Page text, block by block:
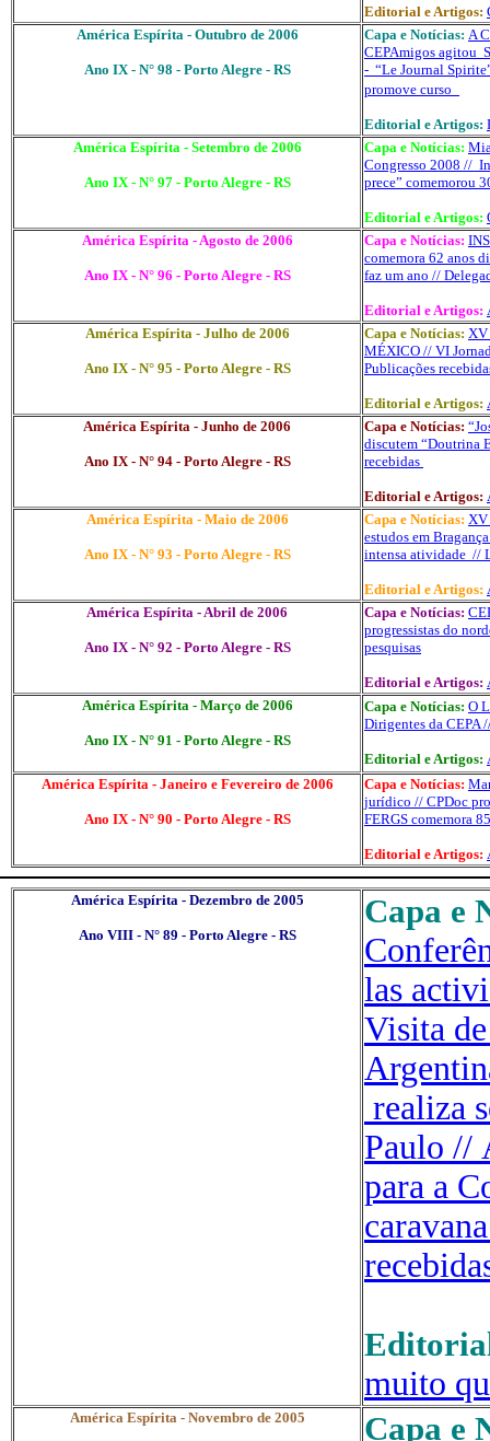
Editorial e Artigos:
América Espírita - Outubro de 2006
Ano IX - N° 98 - Porto Alegre - RS
Capa e Notícias: A
CEPAmigos agitou
- “Le Journal Spirite
promove curso
Editorial e Artigos:
América Espírita - Setembro de 2006
Ano IX - N° 97 - Porto Alegre - RS
Capa e Notícias:
Congresso 2008 //
prece” comemorou
Editorial e Artigos:
América Espírita - Agosto de 2006
Ano IX - N° 96 - Porto Alegre - RS
Capa e Notícias:
comemora 62 anos
faz um ano //
Editorial e Artigos:
América Espírita - Julho de 2006
Ano IX - N° 95 - Porto Alegre - RS
Capa e Notícias: XV
MÉXICO // VI
Publicações
Editorial e Artigos:
América Espírita - Junho de 2006
Ano IX - N° 94 - Porto Alegre - RS
Capa e Notícias:
discutem “Doutrina
recebidas
Editorial e Artigos:
América Espírita - Maio de 2006
Ano IX - N° 93 - Porto Alegre - RS
Capa e Notícias: XV
estudos em
intensa atividade //
Editorial e Artigos:
América Espírita - Abril de 2006
Ano IX - N° 92 - Porto Alegre - RS
Capa e Notícias:
progressistas do
pesquisas
Editorial e Artigos:
América Espírita - Março de 2006
Ano IX - N° 91 - Porto Alegre - RS
Capa e Notícias: O
Dirigentes da CEPA
Editorial e Artigos:
América Espírita - Janeiro e Fevereiro de 2006
Ano IX - N° 90 - Porto Alegre - RS
Capa e Notícias:
jurídico // CPDoc
FERGS comemora
Editorial e Artigos:
América Espírita - Dezembro de 2005
Ano VIII - N° 89 - Porto Alegre - RS
Capa e
las
Visita
realiza
Paulo //
para a
muito
América Espírita - Novembro de 2005 Capa e